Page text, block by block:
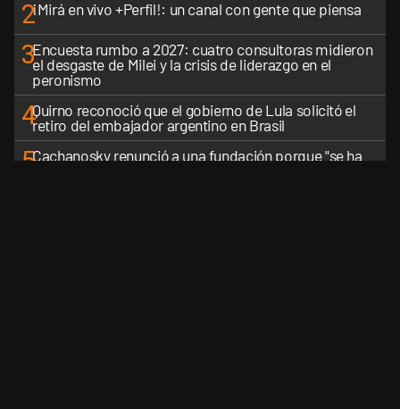
2¡Mirá en vivo +Perfil!: un canal con gente que piensa
3Encuesta rumbo a 2027: cuatro consultoras midieron
el desgaste de Milei y la crisis de liderazgo en el
peronismo
4Quirno reconoció que el gobierno de Lula solicitó el
retiro del embajador argentino en Brasil
5Cachanosky renunció a una fundación porque "se ha